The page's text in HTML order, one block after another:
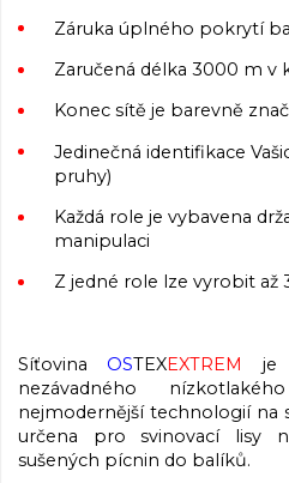
Záruka úplného pokrytí
Zaručená délka 3000 m v
Konec sítě je barevně
Jedinečná identifikace
pruhy)
Každá role je vybavena
manipulaci
Z jedné role lze vyrobit až
Síťovina OSTEXEXTREM
je
nezávadného
nejmodernější technologií na
určena pro svinovací lisy
sušených pícnin do balíků.